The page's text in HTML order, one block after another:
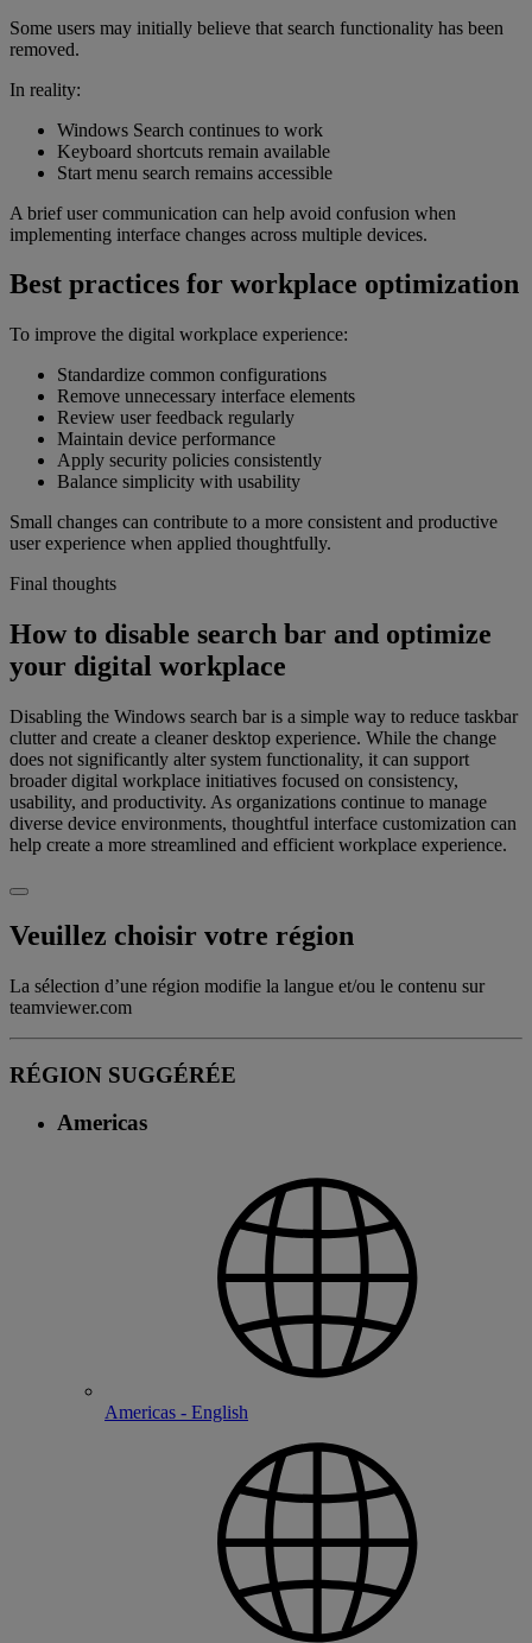
Some users may initially believe that search functionality has been
removed.
In reality:
Windows Search continues to work
Keyboard shortcuts remain available
Start menu search remains accessible
A brief user communication can help avoid confusion when
implementing interface changes across multiple devices.
Best practices for workplace optimization
To improve the digital workplace experience:
Standardize common configurations
Remove unnecessary interface elements
Review user feedback regularly
Maintain device performance
Apply security policies consistently
Balance simplicity with usability
Small changes can contribute to a more consistent and productive
user experience when applied thoughtfully.
Final thoughts
How to disable search bar and optimize
your digital workplace
Disabling the Windows search bar is a simple way to reduce taskbar
clutter and create a cleaner desktop experience. While the change
does not significantly alter system functionality, it can support
broader digital workplace initiatives focused on consistency,
usability, and productivity. As organizations continue to manage
diverse device environments, thoughtful interface customization can
help create a more streamlined and efficient workplace experience.
Veuillez choisir votre région
La sélection d’une région modifie la langue et/ou le contenu sur
teamviewer.com
RÉGION SUGGÉRÉE
Americas
Americas - English